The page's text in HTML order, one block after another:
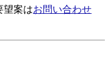
望案はお問い合わせ